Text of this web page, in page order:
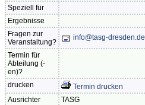
Speziell für
Ergebnisse
Fragen zur
Veranstaltung?
info@tasg-dresden.de
Termin für
Abteilung (-
en)?
drucken
Termin drucken
Ausrichter
TASG